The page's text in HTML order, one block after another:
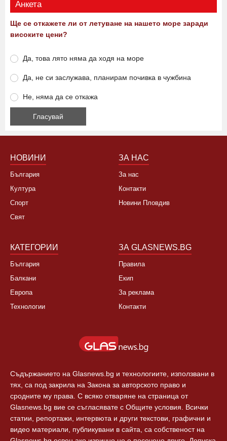
Анкета
Ще се откажете ли от летуване на нашето море заради
високите цени?
Да, това лято няма да ходя на море
Да, не си заслужава, планирам почивка в чужбина
Не, няма да се откажа
НОВИНИ
България
Култура
Спорт
Свят
ЗА НАС
За нас
Контакти
Новини Пловдив
КАТЕГОРИИ
България
Балкани
Европа
Технологии
ЗА GLASNEWS.BG
Правила
Екип
За реклама
Контакти
Съдържанието на Glasnews.bg и технологиите, използвани в
тях, са под закрила на Закона за авторското право и
сродните му права. С всяко отваряне на страница от
Glasnews.bg вие се съгласявате с Общите условия. Всички
статии, репортажи, интервюта и други текстови, графични и
видео материали, публикувани в сайта, са собственост на